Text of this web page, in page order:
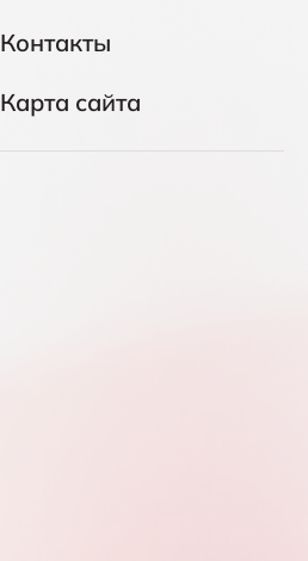
Контакты
Карта сайта